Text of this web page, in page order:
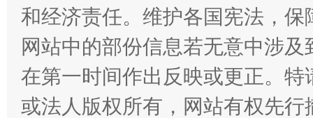
和经济责任。维护各国宪法，
网站中的部份信息若无意中涉
在第一时间作出反映或更正。
或法人版权所有，网站有权先